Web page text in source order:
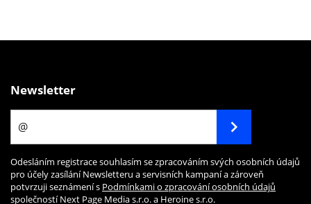
Newsletter
Odesláním registrace souhlasím se zpracováním svých osobních údajů
pro účely zasílání Newsletteru a servisních kampaní a zároveň
potvrzuji seznámení s Podmínkami o zpracování osobních údajů
společností Next Page Media s.r.o. a Heroine s.r.o.